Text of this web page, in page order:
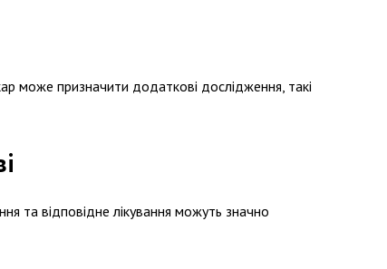
може призначити додаткові дослідження, такі
та відповідне лікування можуть значно